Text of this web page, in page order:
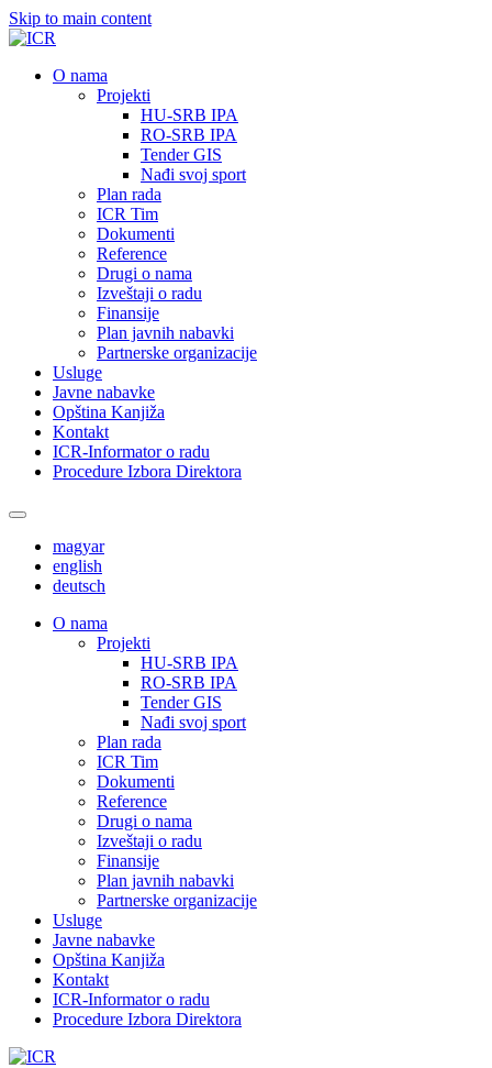
Skip to main content
О nama
Projekti
HU-SRB IPA
RO-SRB IPA
Tender GIS
Nađi svoj sport
Plan rada
ICR Tim
Dokumenti
Reference
Drugi o nama
Izveštaji o radu
Finansije
Plan javnih nabavki
Partnerske organizacije
Usluge
Javne nabavke
Opština Kanjiža
Kontakt
ICR-Informator o radu
Procedure Izbora Direktora
magyar
english
deutsch
О nama
Projekti
HU-SRB IPA
RO-SRB IPA
Tender GIS
Nađi svoj sport
Plan rada
ICR Tim
Dokumenti
Reference
Drugi o nama
Izveštaji o radu
Finansije
Plan javnih nabavki
Partnerske organizacije
Usluge
Javne nabavke
Opština Kanjiža
Kontakt
ICR-Informator o radu
Procedure Izbora Direktora